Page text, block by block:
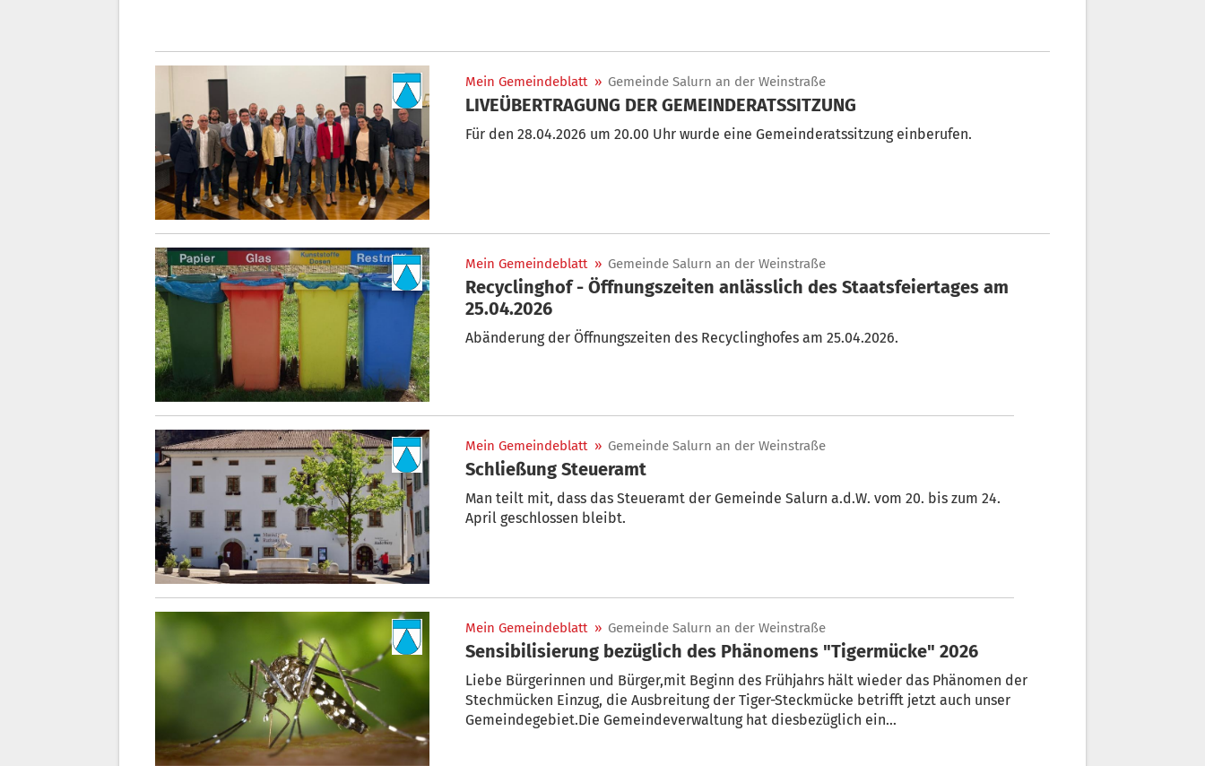
Mein Gemeindeblatt » Gemeinde Salurn an der Weinstraße
LIVEÜBERTRAGUNG DER GEMEINDERATSSITZUNG
Für den 28.04.2026 um 20.00 Uhr wurde eine Gemeinderatssitzung einberufen.
Mein Gemeindeblatt » Gemeinde Salurn an der Weinstraße
Recyclinghof - Öffnungszeiten anlässlich des Staatsfeiertages am
25.04.2026
Abänderung der Öffnungszeiten des Recyclinghofes am 25.04.2026.
Mein Gemeindeblatt » Gemeinde Salurn an der Weinstraße
Schließung Steueramt
Man teilt mit, dass das Steueramt der Gemeinde Salurn a.d.W. vom 20. bis zum 24.
April geschlossen bleibt.
Mein Gemeindeblatt » Gemeinde Salurn an der Weinstraße
Sensibilisierung bezüglich des Phänomens "Tigermücke" 2026
Liebe Bürgerinnen und Bürger,mit Beginn des Frühjahrs hält wieder das Phänomen der
Stechmücken Einzug, die Ausbreitung der Tiger-Steckmücke betrifft jetzt auch unser
Gemeindegebiet.Die Gemeindeverwaltung hat diesbezüglich ein